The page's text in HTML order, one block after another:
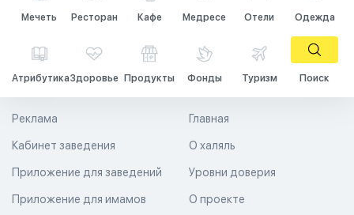
Мечеть Ресторан Кафе Медресе Отели Одежда
АтрибутикаЗдоровье Продукты Фонды Туризм Поиск
Главная
О халяль
Уровни доверия
Реклама
Кабинет заведения
Приложение для заведений
Приложение для имамов О проекте